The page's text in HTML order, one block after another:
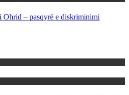
– pasqyrë e diskriminimi